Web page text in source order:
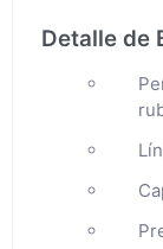
Detalle de